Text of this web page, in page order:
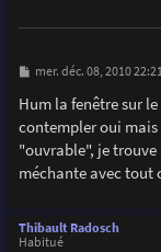
M
s
s
a
e
mer. déc. 08, 2010
Hum la fenêtre sur
contempler oui mais
"ouvrable", je trouve
méchante avec tout
Thibault Radosch
Habitué